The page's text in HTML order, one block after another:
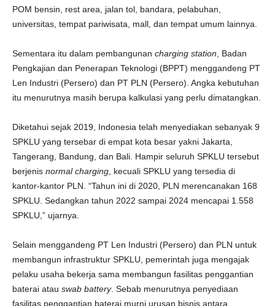
POM bensin, rest area, jalan tol, bandara, pelabuhan,
universitas, tempat pariwisata, mall, dan tempat umum lainnya.
Sementara itu dalam pembangunan charging station , Badan
Pengkajian dan Penerapan Teknologi (BPPT) menggandeng PT
Len Industri (Persero) dan PT PLN (Persero). Angka kebutuhan
itu menurutnya masih berupa kalkulasi yang perlu dimatangkan.
Diketahui sejak 2019, Indonesia telah menyediakan sebanyak 9
SPKLU yang tersebar di empat kota besar yakni Jakarta,
Tangerang, Bandung, dan Bali. Hampir seluruh SPKLU tersebut
berjenis normal charging , kecuali SPKLU yang tersedia di
kantor-kantor PLN. “Tahun ini di 2020, PLN merencanakan 168
SPKLU. Sedangkan tahun 2022 sampai 2024 mencapai 1.558
SPKLU,” ujarnya.
Selain menggandeng PT Len Industri (Persero) dan PLN untuk
membangun infrastruktur SPKLU, pemerintah juga mengajak
pelaku usaha bekerja sama membangun fasilitas penggantian
baterai atau swab battery. Sebab menurutnya penyediaan
fasilitas penggantian baterai murni urusan bisnis antara